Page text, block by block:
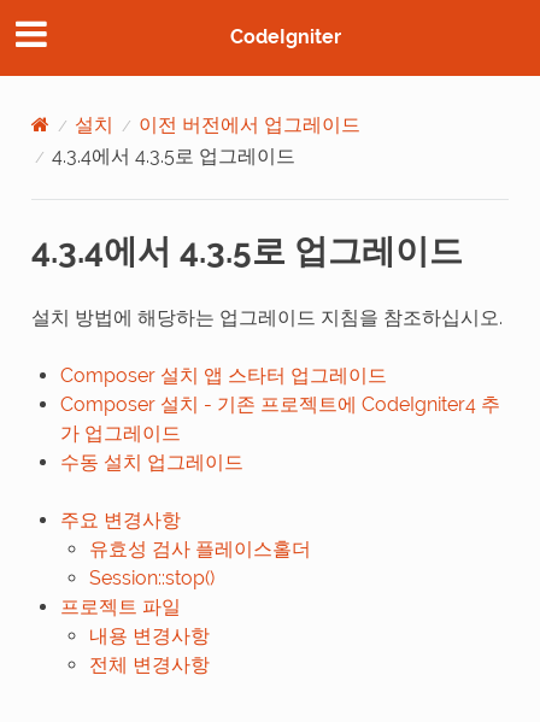
CodeIgniter
설치
이전 버전에서 업그레이드
4.3.4에서 4.3.5로 업그레이드
4.3.4에서 4.3.5로 업그레이드
설치 방법에 해당하는 업그레이드 지침을 참조하십시오.
Composer 설치 앱 스타터 업그레이드
Composer 설치 - 기존 프로젝트에 CodeIgniter4 추
가 업그레이드
수동 설치 업그레이드
주요 변경사항
유효성 검사 플레이스홀더
Session::stop()
프로젝트 파일
내용 변경사항
전체 변경사항